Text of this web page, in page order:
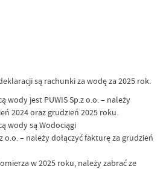
są rachunki za wodę za 2025 rok.
wody jest PUWIS Sp.z o.o. – należy
2024 oraz grudzień 2025 roku.
wody są Wodociągi
– należy dołączyć fakturę za grudzień
w 2025 roku, należy zabrać ze